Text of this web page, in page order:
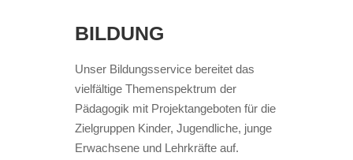
BILDUNG
Unser Bildungsservice bereitet das
vielfältige Themenspektrum der
Pädagogik mit Projektangeboten für die
Zielgruppen Kinder, Jugendliche, junge
Erwachsene und Lehrkräfte auf.